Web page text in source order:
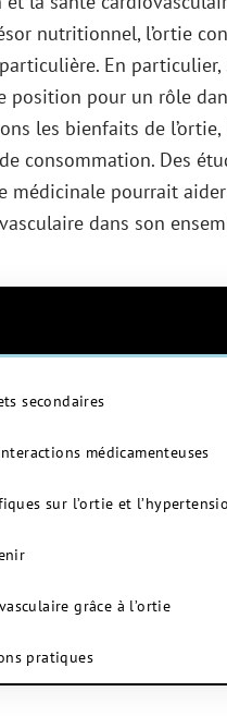
nutritionnel, l’ortie
En particulier,
position pour un rôle
les bienfaits de l’ortie,
consommation. Des
médicinale pourrait
dans son
secondaires
médicamenteuses
sur l’ortie et
grâce à l’ortie
pratiques